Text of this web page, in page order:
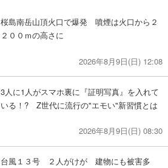
桜島南岳山頂火口で爆発 噴煙は火口から２
２００ｍの高さに
2026年8月9日(日) 12:08
3人に1人がスマホ裏に『証明写真』を入れて
いる！? Z世代に流行の"エモい"新習慣とは
2026年8月9日(日) 08:30
台風１３号 ２人がけが 建物にも被害多